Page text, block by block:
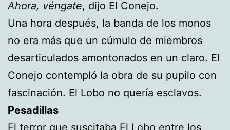
Ahora, véngate, dijo El Conejo.
Una hora después, la banda de los monos
no era más que un cúmulo de miembros
desarticulados amontonados en un claro. El
Conejo contempló la obra de su pupilo con
fascinación. El Lobo no quería esclavos.
Pesadillas
El terror que suscitaba El Lobo entre los